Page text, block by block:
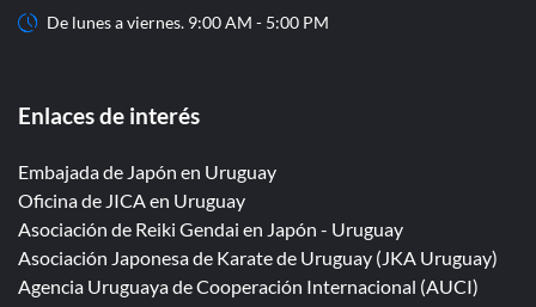
De lunes a viernes. 9:00 AM - 5:00 PM
Enlaces de interés
Embajada de Japón en Uruguay
Oficina de JICA en Uruguay
Asociación de Reiki Gendai en Japón - Uruguay
Asociación Japonesa de Karate de Uruguay (JKA Uruguay)
Agencia Uruguaya de Cooperación Internacional (AUCI)